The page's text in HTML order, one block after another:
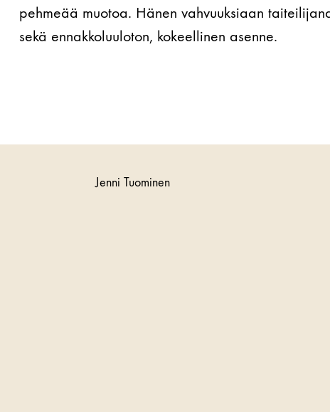
pehmeää muotoa. Hänen vahvuuksiaan
sekä ennakkoluuloton, kokeellinen asenne.
Jenni Tuominen